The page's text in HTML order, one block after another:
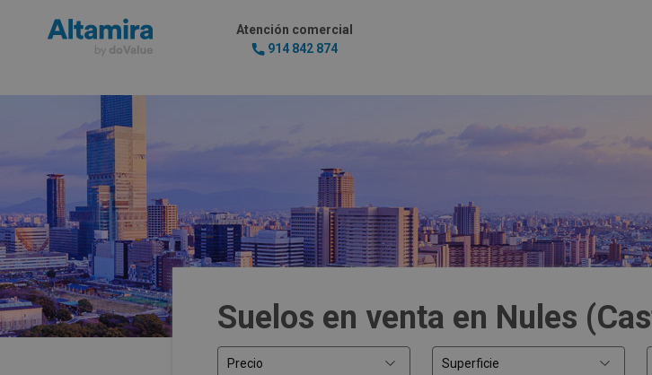
Atención comercial
914 842 874
Suelos en venta en Nules
Precio Superficie